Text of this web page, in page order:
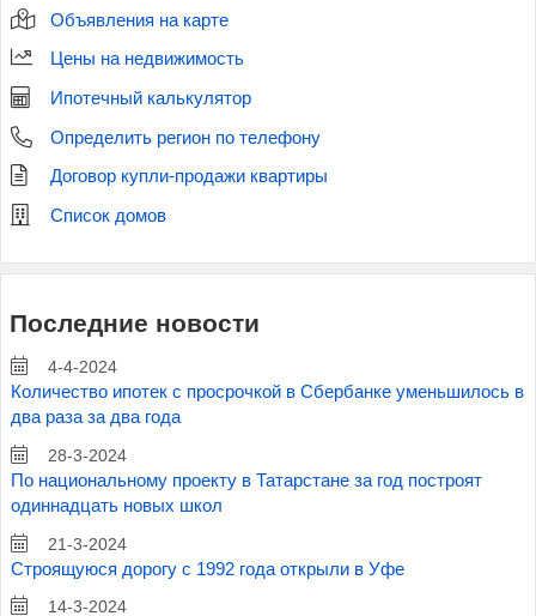
Объявления на карте
Цены на недвижимость
Ипотечный калькулятор
Определить регион по телефону
Договор купли-продажи квартиры
Список домов
Последние новости
4-4-2024
Количество ипотек с просрочкой в Сбербанке уменьшилось в
два раза за два года
28-3-2024
По национальному проекту в Татарстане за год построят
одиннадцать новых школ
21-3-2024
Строящуюся дорогу с 1992 года открыли в Уфе
14-3-2024